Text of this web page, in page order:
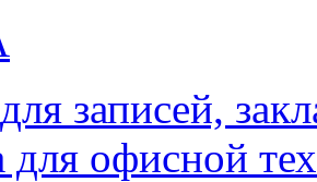
записей,
для офисной